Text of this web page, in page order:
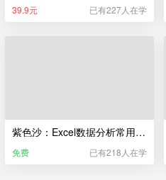
39.9元 已有227人在学
紫色沙：Excel数据分析常用的50个函数
免费 已有218人在学